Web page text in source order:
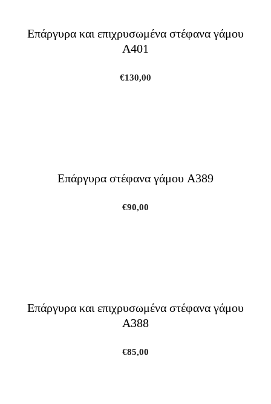
Επάργυρα και επιχρυσωμένα στέφανα γάμου
A401
€130,00
Επάργυρα στέφανα γάμου A389
€90,00
Επάργυρα και επιχρυσωμένα στέφανα γάμου
A388
€85,00